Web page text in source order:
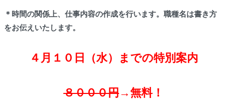
＊時間の関係上、仕事内容の作成を行います。職種名は書き方
をお伝えいたします。
４月１０日（水）までの特別案内
８０００円→無料！